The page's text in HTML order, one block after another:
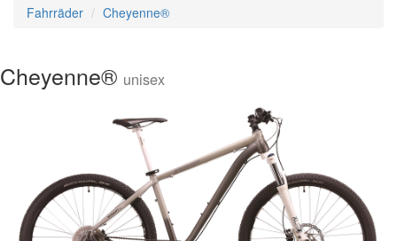
Fahrräder Cheyenne®
Cheyenne® unisex